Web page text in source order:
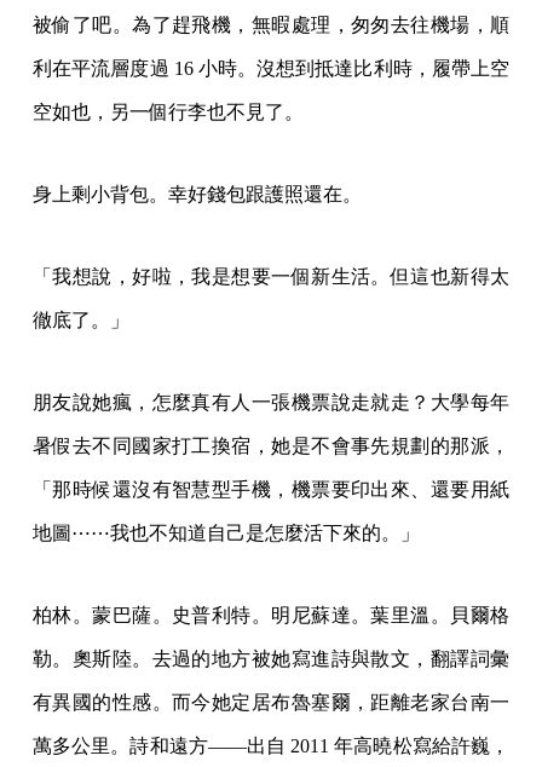
被偷了吧。為了趕飛機，無暇處理，匆匆去往機場，順
利在平流層度過 16 小時。沒想到抵達比利時，履帶上空
空如也，另一個行李也不見了。
身上剩小背包。幸好錢包跟護照還在。
「我想說，好啦，我是想要一個新生活。但這也新得太
徹底了。」
朋友說她瘋，怎麼真有人一張機票說走就走？大學每年
暑假去不同國家打工換宿，她是不會事先規劃的那派，
「那時候還沒有智慧型手機，機票要印出來、還要用紙
地圖⋯⋯我也不知道自己是怎麼活下來的。」
柏林。蒙巴薩。史普利特。明尼蘇達。葉里溫。貝爾格
勒。奧斯陸。去過的地方被她寫進詩與散文，翻譯詞彙
有異國的性感。而今她定居布魯塞爾，距離老家台南一
萬多公里。詩和遠方——出自 2011 年高曉松寫給許巍，